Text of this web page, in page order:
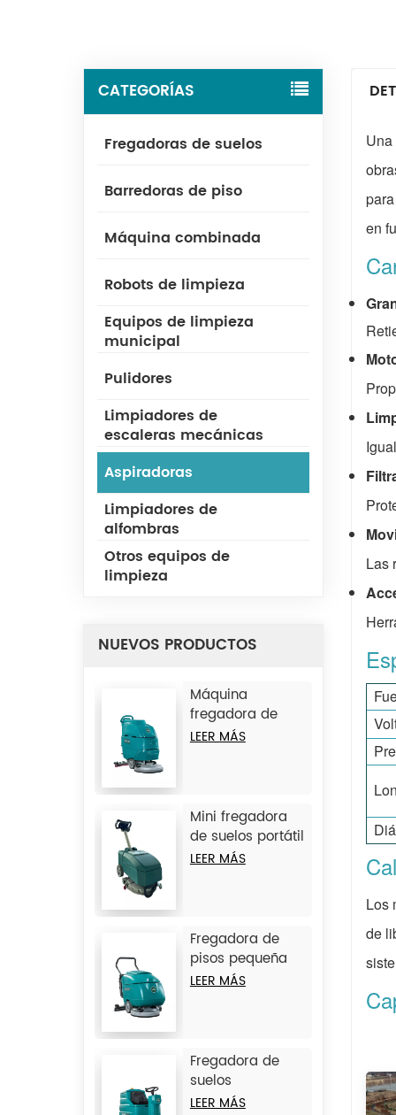
CATEGORÍAS
Fregadoras de suelos
Barredoras de piso
Máquina combinada
Robots de limpieza
Equipos de limpieza
municipal
Pulidores
Limpiadores de
escaleras mecánicas
Aspiradoras
Limpiadores de
alfombras
Otros equipos de
limpieza
NUEVOS PRODUCTOS
Máquina
fregadora de
suelos
LEER MÁS
Mini fregadora
de suelos portátil
JIECHI BA350BT
LEER MÁS
Fregadora de
pisos pequeña
con operador a
LEER MÁS
Fregadora de
suelos
autopropulsada
LEER MÁS
en
Las
Los
de